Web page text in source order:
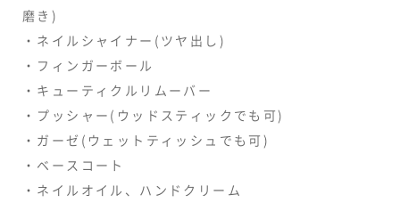
磨き)
・ネイルシャイナー(ツヤ出し)
・フィンガーボール
・キューティクルリムーバー
・プッシャー(ウッドスティックでも可)
・ガーゼ(ウェットティッシュでも可)
・ベースコート
・ネイルオイル、ハンドクリーム